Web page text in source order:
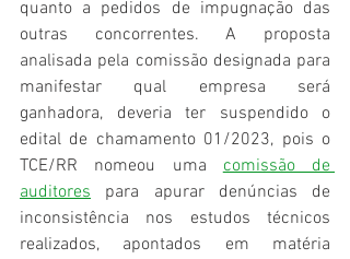
quanto a pedidos de impugnação das
outras concorrentes. A proposta
analisada pela comissão designada para
manifestar qual empresa será
ganhadora, deveria ter suspendido o
edital de chamamento 01/2023, pois o
TCE/RR nomeou uma comissão de
auditores para apurar denúncias de
inconsistência nos estudos técnicos
realizados, apontados em matéria